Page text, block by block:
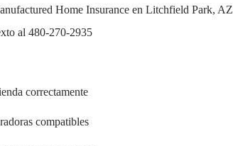
Home Insurance en Litchfield Park, AZ
al 480-270-2935
correctamente
compatibles